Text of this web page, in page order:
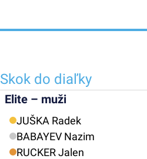
Skok do diaľky
Elite – muži
JUŠKA Radek
BABAYEV Nazim
RUCKER Jalen